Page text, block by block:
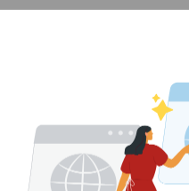
2019 lalu. Secara fisik
Ada Apa Saja?
serta lebih awet
kapan